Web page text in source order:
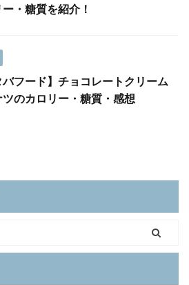
・糖質を紹介！
バフード】チョコレートクリーム
ツのカロリー・糖質・感想